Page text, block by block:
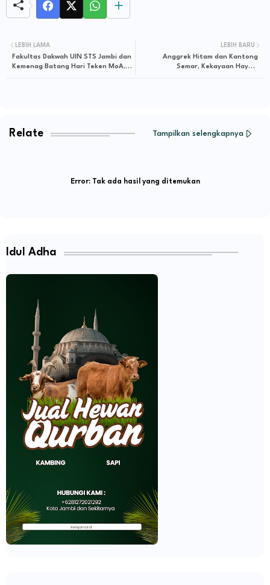
LEBIH BARU
Anggrek Hitam dan Kantong
Semar, Kekayaan Hayati
LEBIH LAMA
Fakultas Dakwah UIN STS Jambi dan
Kemenag Batang Hari Teken MoA,
Relate Tampilkan selengkapnya
Error:Tak ada hasil yang ditemukan
Idul Adha